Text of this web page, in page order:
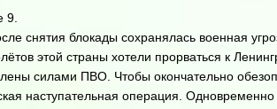
9.
снятия блокады сохранялась военная
этой страны хотели прорваться к
силами ПВО. Чтобы окончательно
наступательная операция. Одновременно